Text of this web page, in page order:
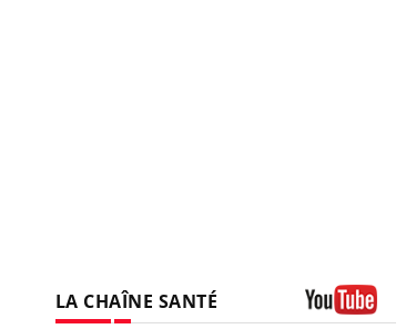
LA CHAÎNE SANTÉ